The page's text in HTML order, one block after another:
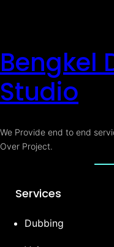
Bengkel
Studio
We Provide end to end
Over Project.
Services
Dubbing